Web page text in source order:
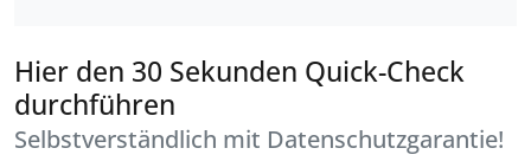
Hier den 30 Sekunden Quick-Check
durchführen
Selbstverständlich mit Datenschutzgarantie!